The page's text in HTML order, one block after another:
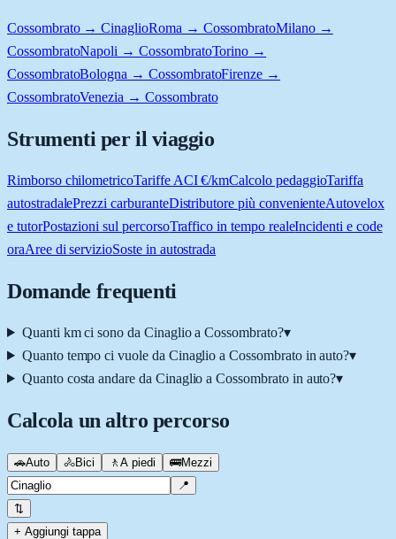
Cossombrato → CinaglioRoma → CossombratoMilano →
CossombratoNapoli → CossombratoTorino →
CossombratoBologna → CossombratoFirenze →
CossombratoVenezia → Cossombrato
Strumenti per il viaggio
Rimborso chilometricoTariffe ACI €/kmCalcolo pedaggioTariffa
autostradalePrezzi carburanteDistributore più convenienteAutovelox
e tutorPostazioni sul percorsoTraffico in tempo realeIncidenti e code
oraAree di servizioSoste in autostrada
Domande frequenti
Quanti km ci sono da Cinaglio a Cossombrato?▾
Quanto tempo ci vuole da Cinaglio a Cossombrato in auto?▾
Quanto costa andare da Cinaglio a Cossombrato in auto?▾
Calcola un altro percorso
🚗Auto 🚴Bici 🚶 A piedi 🚌Mezzi
📍
⇅
+ Aggiungi tappa